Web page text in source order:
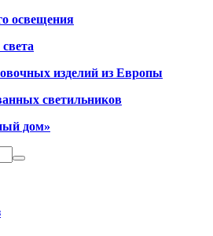
освещения
изделий из Европы
светильников
дом»